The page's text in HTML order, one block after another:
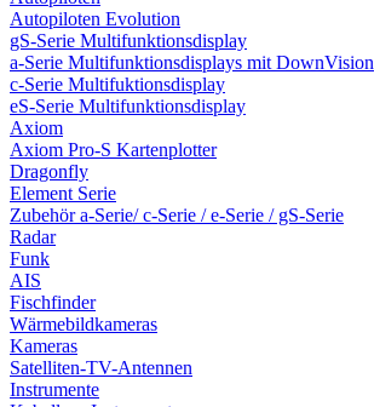
Autopiloten Evolution
gS-Serie Multifunktionsdisplay
a-Serie Multifunktionsdisplays mit DownVision
c-Serie Multifuktionsdisplay
eS-Serie Multifunktionsdisplay
Axiom
Axiom Pro-S Kartenplotter
Dragonfly
Element Serie
Zubehör a-Serie/ c-Serie / e-Serie / gS-Serie
Radar
Funk
AIS
Fischfinder
Wärmebildkameras
Kameras
Satelliten-TV-Antennen
Instrumente